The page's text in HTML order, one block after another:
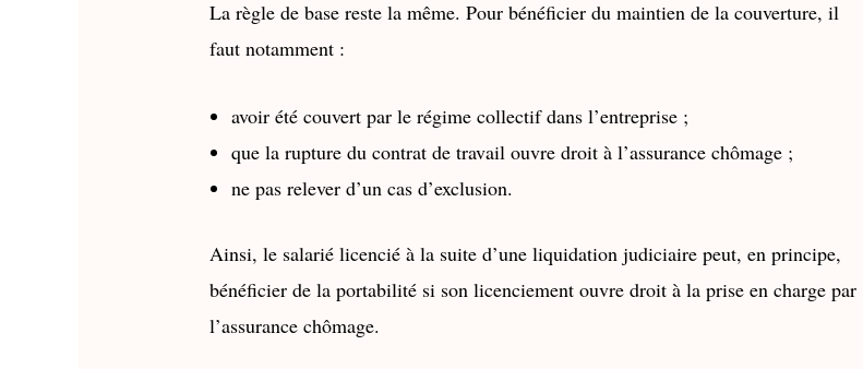
La règle de base reste la même. Pour bénéficier du maintien de la couverture, il
faut notamment :
avoir été couvert par le régime collectif dans l’entreprise ;
que la rupture du contrat de travail ouvre droit à l’assurance chômage ;
ne pas relever d’un cas d’exclusion.
Ainsi, le salarié licencié à la suite d’une liquidation judiciaire peut, en principe,
bénéficier de la portabilité si son licenciement ouvre droit à la prise en charge par
l’assurance chômage.